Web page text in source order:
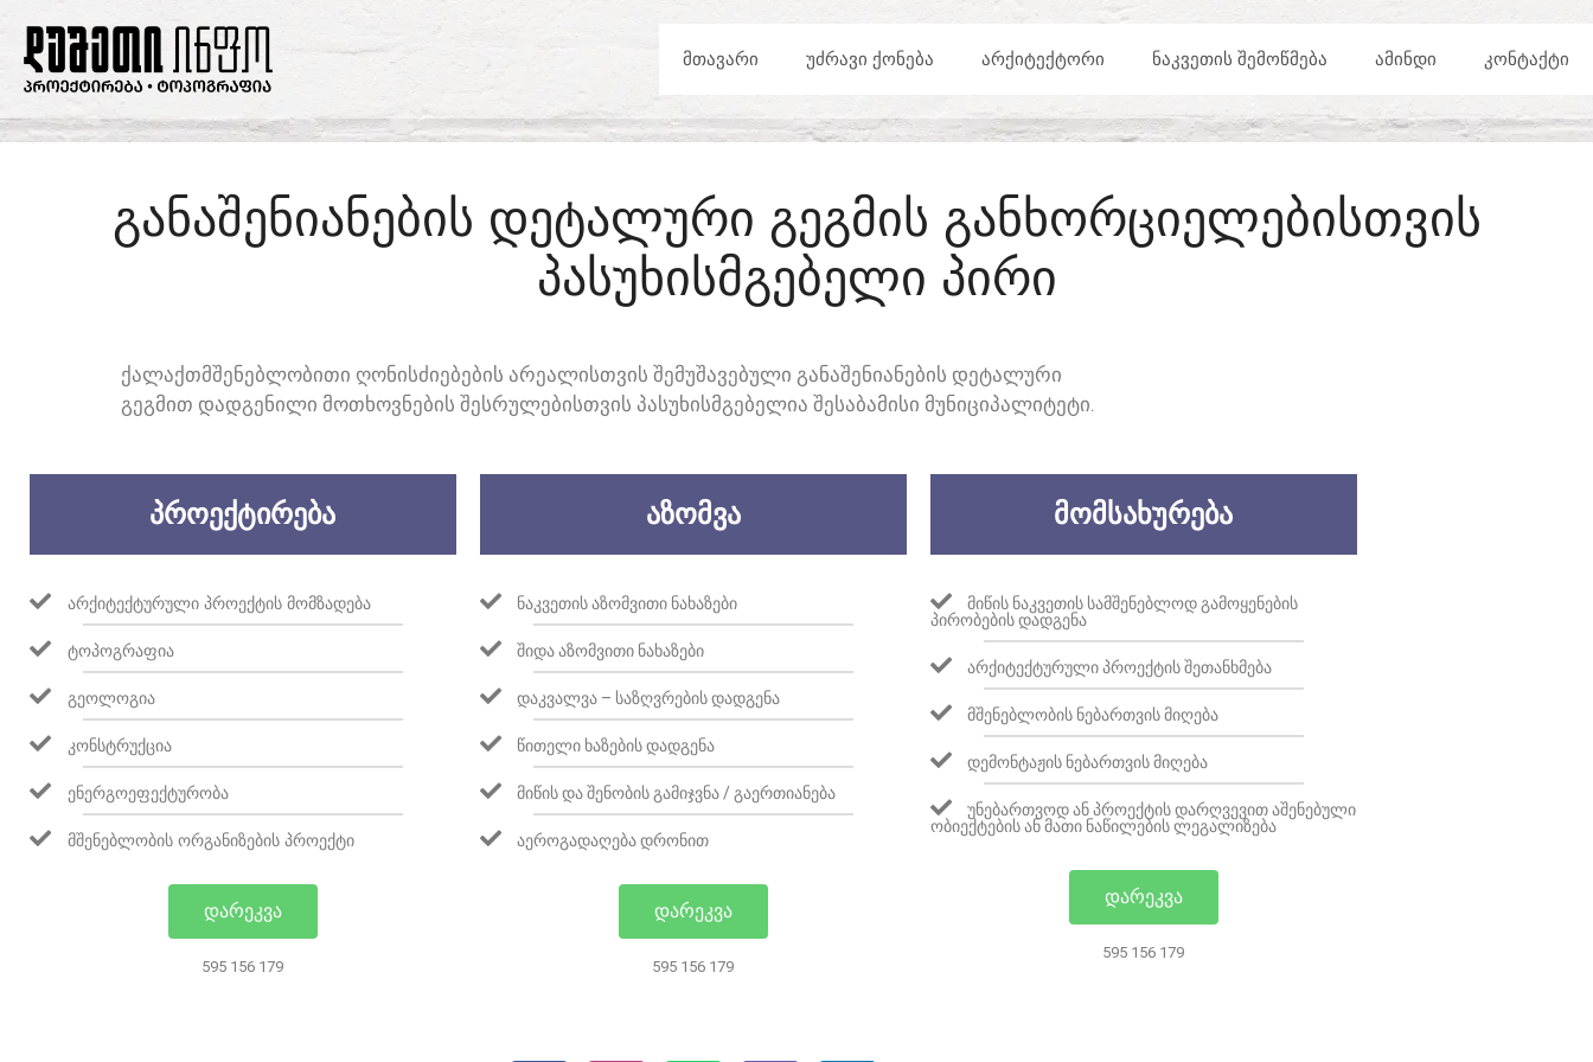
ᲛᲗᲐᲕᲐᲠᲘ ᲣᲫᲠᲐᲕᲘ ᲥᲝᲜᲔᲑᲐ ᲐᲠᲥᲘᲢᲔᲥᲢᲝᲠᲘ ᲜᲐᲙᲕᲔᲗᲘᲡ ᲨᲔᲛᲝᲬᲛᲔᲑᲐ ᲐᲛᲘᲜᲓᲘ ᲙᲝᲜᲢᲐᲥᲢᲘ
ᲒᲐᲜᲐᲨᲔᲜᲘᲐᲜᲔᲑᲘᲡ ᲓᲔᲢᲐᲚᲣᲠᲘ ᲒᲔᲒᲛᲘᲡ ᲒᲐᲜᲮᲝᲠᲪᲘᲔᲚᲔᲑᲘᲡᲗᲕᲘᲡ
ᲞᲐᲡᲣᲮᲘᲡᲛᲒᲔᲑᲔᲚᲘ ᲞᲘᲠᲘ
ᲥᲐᲚᲐᲥᲗᲛᲨᲔᲜᲔᲑᲚᲝᲑᲘᲗᲘ ᲦᲝᲜᲘᲡᲫᲘᲔᲑᲔᲑᲘᲡ ᲐᲠᲔᲐᲚᲘᲡᲗᲕᲘᲡ ᲨᲔᲛᲣᲨᲐᲕᲔᲑᲣᲚᲘ ᲒᲐᲜᲐᲨᲔᲜᲘᲐᲜᲔᲑᲘᲡ ᲓᲔᲢᲐᲚᲣᲠᲘ
ᲒᲔᲒᲛᲘᲗ ᲓᲐᲓᲒᲔᲜᲘᲚᲘ ᲛᲝᲗᲮᲝᲕᲜᲔᲑᲘᲡ ᲨᲔᲡᲠᲣᲚᲔᲑᲘᲡᲗᲕᲘᲡ ᲞᲐᲡᲣᲮᲘᲡᲛᲒᲔᲑᲔᲚᲘᲐ ᲨᲔᲡᲐᲑᲐᲛᲘᲡᲘ ᲛᲣᲜᲘᲪᲘᲞᲐᲚᲘᲢᲔᲢᲘ.
ᲞᲠᲝᲔᲥᲢᲘᲠᲔᲑᲐ
ᲐᲠᲥᲘᲢᲔᲥᲢᲣᲠᲣᲚᲘ ᲞᲠᲝᲔᲥᲢᲘᲡ ᲛᲝᲛᲖᲐᲓᲔᲑᲐ
ᲢᲝᲞᲝᲒᲠᲐᲤᲘᲐ
ᲒᲔᲝᲚᲝᲒᲘᲐ
ᲙᲝᲜᲡᲢᲠᲣᲥᲪᲘᲐ
ᲔᲜᲔᲠᲒᲝᲔᲤᲔᲥᲢᲣᲠᲝᲑᲐ
ᲛᲨᲔᲜᲔᲑᲚᲝᲑᲘᲡ ᲝᲠᲒᲐᲜᲘᲖᲔᲑᲘᲡ ᲞᲠᲝᲔᲥᲢᲘ
ᲓᲐᲠᲔᲙᲕᲐ
595 156 179
ᲐᲖᲝᲛᲕᲐ
ᲜᲐᲙᲕᲔᲗᲘᲡ ᲐᲖᲝᲛᲕᲘᲗᲘ ᲜᲐᲮᲐᲖᲔᲑᲘ
ᲨᲘᲓᲐ ᲐᲖᲝᲛᲕᲘᲗᲘ ᲜᲐᲮᲐᲖᲔᲑᲘ
ᲓᲐᲙᲕᲐᲚᲕᲐ – ᲡᲐᲖᲦᲕᲠᲔᲑᲘᲡ ᲓᲐᲓᲒᲔᲜᲐ
ᲬᲘᲗᲔᲚᲘ ᲮᲐᲖᲔᲑᲘᲡ ᲓᲐᲓᲒᲔᲜᲐ
ᲛᲘᲬᲘᲡ ᲓᲐ ᲨᲔᲜᲝᲑᲘᲡ ᲒᲐᲛᲘᲯᲕᲜᲐ / ᲒᲐᲔᲠᲗᲘᲐᲜᲔᲑᲐ
ᲐᲔᲠᲝᲒᲐᲓᲐᲦᲔᲑᲐ ᲓᲠᲝᲜᲘᲗ
ᲓᲐᲠᲔᲙᲕᲐ
595 156 179
ᲛᲝᲛᲡᲐᲮᲣᲠᲔᲑᲐ
ᲛᲘᲬᲘᲡ ᲜᲐᲙᲕᲔᲗᲘᲡ ᲡᲐᲛᲨᲔᲜᲔᲑᲚᲝᲓ ᲒᲐᲛᲝᲧᲔᲜᲔᲑᲘᲡ
ᲞᲘᲠᲝᲑᲔᲑᲘᲡ ᲓᲐᲓᲒᲔᲜᲐ
ᲐᲠᲥᲘᲢᲔᲥᲢᲣᲠᲣᲚᲘ ᲞᲠᲝᲔᲥᲢᲘᲡ ᲨᲔᲗᲐᲜᲮᲛᲔᲑᲐ
ᲛᲨᲔᲜᲔᲑᲚᲝᲑᲘᲡ ᲜᲔᲑᲐᲠᲗᲕᲘᲡ ᲛᲘᲦᲔᲑᲐ
ᲓᲔᲛᲝᲜᲢᲐᲟᲘᲡ ᲜᲔᲑᲐᲠᲗᲕᲘᲡ ᲛᲘᲦᲔᲑᲐ
ᲣᲜᲔᲑᲐᲠᲗᲕᲝᲓ ᲐᲜ ᲞᲠᲝᲔᲥᲢᲘᲡ ᲓᲐᲠᲦᲕᲔᲕᲘᲗ ᲐᲨᲔᲜᲔᲑᲣᲚᲘ
ᲝᲑᲘᲔᲥᲢᲔᲑᲘᲡ ᲐᲜ ᲛᲐᲗᲘ ᲜᲐᲬᲘᲚᲔᲑᲘᲡ ᲚᲔᲒᲐᲚᲘᲖᲔᲑᲐ
ᲓᲐᲠᲔᲙᲕᲐ
595 156 179